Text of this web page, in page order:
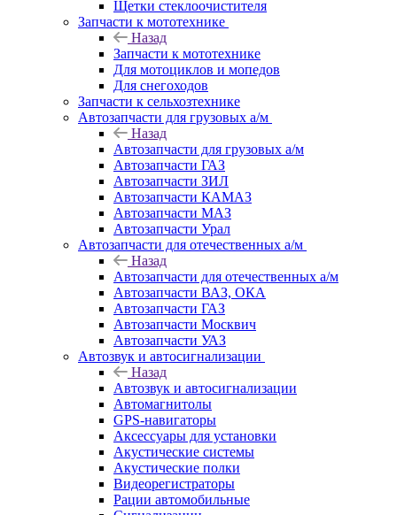
Щетки стеклоочистителя
Запчасти к мототехнике
Назад
Запчасти к мототехнике
Для мотоциклов и мопедов
Для снегоходов
Запчасти к сельхозтехнике
Автозапчасти для грузовых а/м
Назад
Автозапчасти для грузовых а/м
Автозапчасти ГАЗ
Автозапчасти ЗИЛ
Автозапчасти КАМАЗ
Автозапчасти МАЗ
Автозапчасти Урал
Автозапчасти для отечественных а/м
Назад
Автозапчасти для отечественных а/м
Автозапчасти ВАЗ, ОКА
Автозапчасти ГАЗ
Автозапчасти Москвич
Автозапчасти УАЗ
Автозвук и автосигнализации
Назад
Автозвук и автосигнализации
Автомагнитолы
GPS-навигаторы
Аксессуары для установки
Акустические системы
Акустические полки
Видеорегистраторы
Рации автомобильные